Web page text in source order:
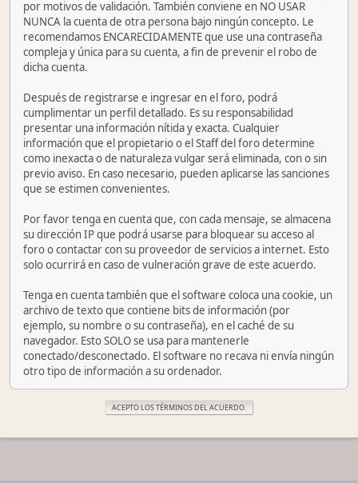
por motivos de validación. También conviene en NO USAR
NUNCA la cuenta de otra persona bajo ningún concepto. Le
recomendamos ENCARECIDAMENTE que use una contraseña
compleja y única para su cuenta, a fin de prevenir el robo de
dicha cuenta.
Después de registrarse e ingresar en el foro, podrá
cumplimentar un perfil detallado. Es su responsabilidad
presentar una información nítida y exacta. Cualquier
información que el propietario o el Staff del foro determine
como inexacta o de naturaleza vulgar será eliminada, con o sin
previo aviso. En caso necesario, pueden aplicarse las sanciones
que se estimen convenientes.
Por favor tenga en cuenta que, con cada mensaje, se almacena
su dirección IP que podrá usarse para bloquear su acceso al
foro o contactar con su proveedor de servicios a internet. Esto
solo ocurrirá en caso de vulneración grave de este acuerdo.
Tenga en cuenta también que el software coloca una cookie, un
archivo de texto que contiene bits de información (por
ejemplo, su nombre o su contraseña), en el caché de su
navegador. Esto SOLO se usa para mantenerle
conectado/desconectado. El software no recava ni envía ningún
otro tipo de información a su ordenador.